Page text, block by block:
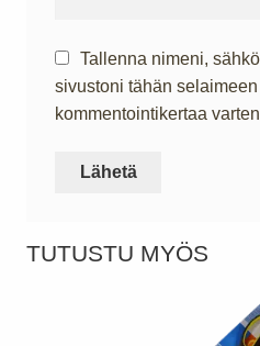
Tallenna nimeni,
sivustoni tähän
kommentointikertaa
TUTUSTU MYÖS